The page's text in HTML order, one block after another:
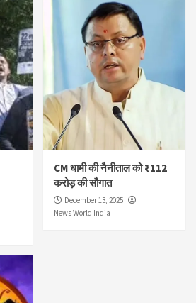
CM धामी की नैनीताल को ₹112
करोड़ की सौगात
December 13, 2025
News World India